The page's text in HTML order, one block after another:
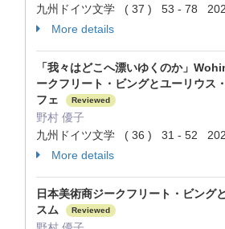
九州ドイツ文学 ( 37 ) 53 - 78
More details
「我々はどこへ漂いゆくのか」
ークフリート・ビングとユーリウス
フェ
Reviewed
野村 優子
九州ドイツ文学 ( 36 ) 31 - 52
More details
日本美術商ジークフリート・ビング
スム
Reviewed